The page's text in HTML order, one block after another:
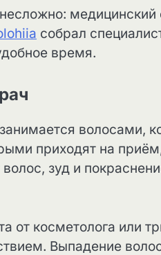
собрал
время.
волосами,
приходят на
зуд и
от косметолога или
Выпадение